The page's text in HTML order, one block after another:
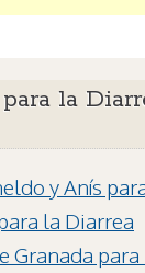
la
y Anís
la Diarrea
Granada